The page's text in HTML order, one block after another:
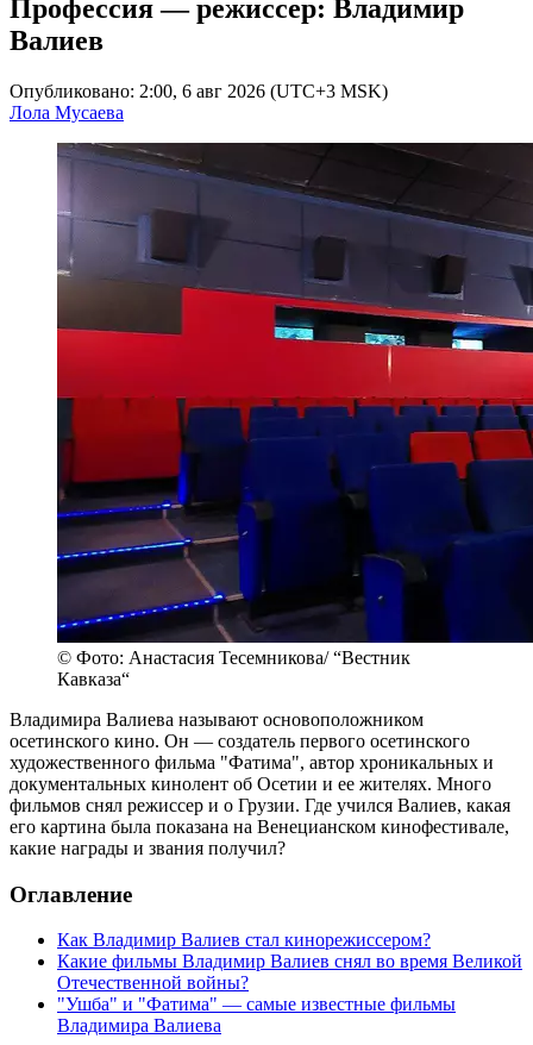
Профессия — режиссер: Владимир
Валиев
Опубликовано: 2:00, 6 авг 2026 (UTC+3 MSK)
Лола Мусаева
© Фото: Анастасия Тесемникова/ “Вестник
Кавказа“
Владимира Валиева называют основоположником
осетинского кино. Он — создатель первого осетинского
художественного фильма "Фатима", автор хроникальных и
документальных кинолент об Осетии и ее жителях. Много
фильмов снял режиссер и о Грузии. Где учился Валиев, какая
его картина была показана на Венецианском кинофестивале,
какие награды и звания получил?
Оглавление
Как Владимир Валиев стал кинорежиссером?
Какие фильмы Владимир Валиев снял во время Великой
Отечественной войны?
"Ушба" и "Фатима" — самые известные фильмы
Владимира Валиева